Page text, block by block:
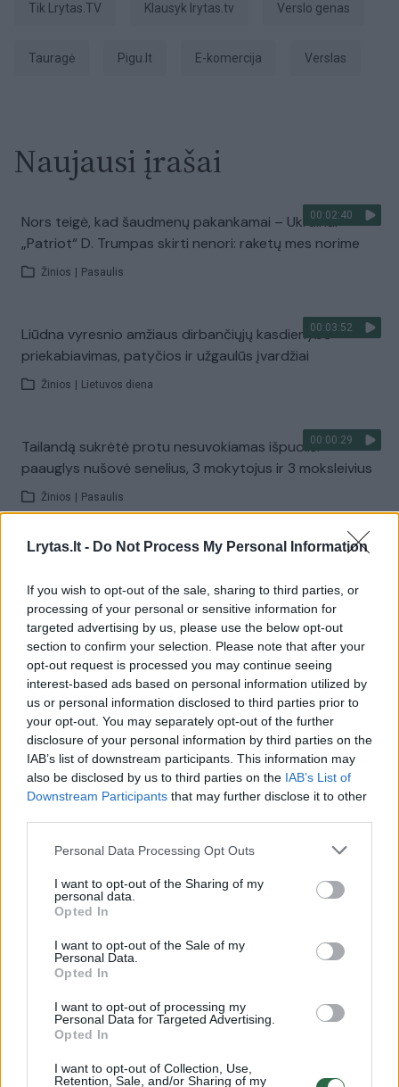
Lrytas.lt - Do Not Process My Personal Information
If you wish to opt-out of the sale, sharing to third parties, or
processing of your personal or sensitive information for
targeted advertising by us, please use the below opt-out
section to confirm your selection. Please note that after your
opt-out request is processed you may continue seeing
interest-based ads based on personal information utilized by
us or personal information disclosed to third parties prior to
your opt-out. You may separately opt-out of the further
disclosure of your personal information by third parties on the
IAB’s list of downstream participants. This information may
also be disclosed by us to third parties on the IAB’s List of
Downstream Participants that may further disclose it to other
Personal Data Processing Opt Outs
I want to opt-out of the Sharing of my
personal data.
Opted In
I want to opt-out of the Sale of my
Personal Data.
Opted In
I want to opt-out of processing my
Personal Data for Targeted Advertising.
Opted In
I want to opt-out of Collection, Use,
Retention, Sale, and/or Sharing of my
tik Lrytas.TV Klausyk lrytas.tv verslo genas
Tauragė Pigu.lt e-komercija Verslas
Naujausi įrašai
00:02:40
Nors teigė, kad šaudmenų pakankamai – Ukrainai
„Patriot“ D. Trumpas skirti nenori: raketų mes norime
Žinios Pasaulis
00:03:52
Liūdna vyresnio amžiaus dirbančiųjų kasdienybė –
priekabiavimas, patyčios ir užgaulūs įvardžiai
Žinios Lietuvos diena
00:00:29
Tailandą sukrėtė protu nesuvokiamas išpuolis:
paauglys nušovė senelius, 3 mokytojus ir 3 moksleivius
Žinios Pasaulis
00:02:08
Aukštaitijos pučiamųjų orkestras Nyderlanduose
Žinios | Lietuvos diena
Visi įrašai
Žiūrimiausi įrašai
Vaizdai iš tragiškos avarijos Vilniaus r.: dviejų moterų ir
32 laipsnių šilumos
Žinios | Orai
Nufilmavo, kaip patvino Vilniaus Vakarinis aplinkkelis:
vaizdas pribloškia